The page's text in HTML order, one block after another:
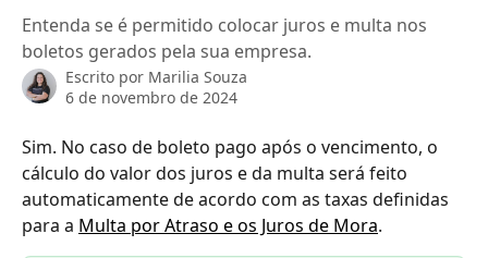
Entenda se é permitido colocar juros e multa nos
boletos gerados pela sua empresa.
Escrito por Marilia Souza
6 de novembro de 2024
Sim. No caso de boleto pago após o vencimento, o
cálculo do valor dos juros e da multa será feito
automaticamente de acordo com as taxas definidas
para a Multa por Atraso e os Juros de Mora.